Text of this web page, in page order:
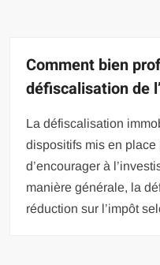
Comment bien
défiscalisation de
La défiscalisation
dispositifs mis en
d’encourager à
manière générale, la
réduction sur l’impôt